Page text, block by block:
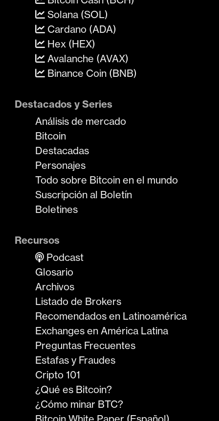
Solana (SOL)
Cardano (ADA)
Hex (HEX)
Avalanche (AVAX)
Binance Coin (BNB)
Destacados y Series
Análisis de mercado
Bitcoin
Destacadas
Personajes
Todo sobre Bitcoin en el mundo
Suscripción al Boletín
Boletines
Recursos
Podcast
Glosario
Archivos
Listado de Brokers
Recomendados en Latinoamérica
Exchanges en América Latina
Preguntas Frecuentes
Estafas y Fraudes
Cripto 101
¿Qué es Bitcoin?
¿Cómo minar BTC?